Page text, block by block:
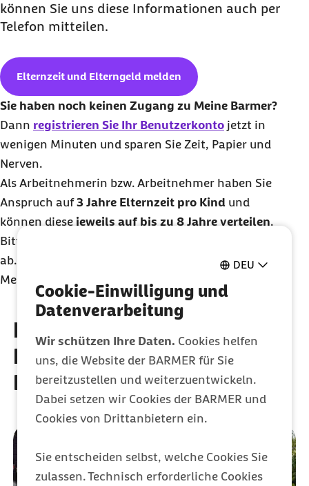
DEU
Cookie-Einwilligung und
Datenverarbeitung
Wir schützen Ihre Daten. Cookies helfen
uns, die Website der BARMER für Sie
bereitzustellen und weiterzuentwickeln.
Dabei setzen wir Cookies der BARMER und
Cookies von Drittanbietern ein.
Sie entscheiden selbst, welche Cookies Sie
zulassen. Technisch erforderliche Cookies
können Sie uns diese Informationen auch per
Telefon mitteilen.
Elternzeit und Elterngeld melden
Sie haben noch keinen Zugang zu Meine Barmer?
Dann registrieren Sie Ihr Benutzerkonto jetzt in
wenigen Minuten und sparen Sie Zeit, Papier und
Nerven.
Als Arbeitnehmerin bzw. Arbeitnehmer haben Sie
Anspruch auf3 Jahre Elternzeit pro Kind und
können diese jeweils auf bis zu 8 Jahre verteilen.
Bitte stimmen Sie sich dazu mit Ihrem Arbeitgeber
ab.
Mehr zum Thema
Entdecken Sie weitere
Leistungen der Barmer
Krankenversicherung